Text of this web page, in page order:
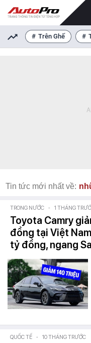
Trên Ghế
Tin tức mới nhất về:
TRONG NƯỚC - 1 THÁNG
Toyota Camry
đồng tại Việt
tỷ đồng, ngang
QUỐC TẾ - 10 THÁNG TRƯỚC